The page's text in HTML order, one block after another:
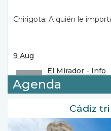
Chirigota: A quién le
9 Aug
02:30
El Mirador - Info
(Información
El Mirador - Social
Agenda
Cádiz